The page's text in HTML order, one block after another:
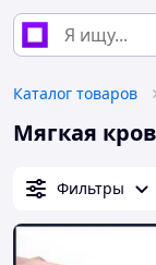
Каталог товаров
Мягкая
Фильтры